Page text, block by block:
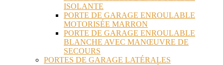
ISOLANTE
PORTE DE GARAGE ENROULABLE
MOTORISÉE MARRON
PORTE DE GARAGE ENROULABLE
BLANCHE AVEC MANŒUVRE DE
SECOURS
PORTES DE GARAGE LATÉRALES